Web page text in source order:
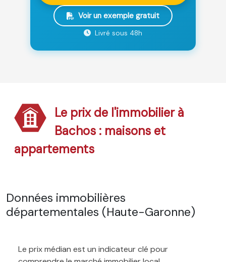
Voir un exemple gratuit
Livré sous 48h
Le prix de l'immobilier à
Bachos : maisons et
appartements
Données immobilières
départementales (Haute-Garonne)
Le prix médian est un indicateur clé pour